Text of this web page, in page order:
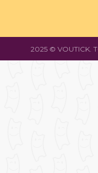
2025 © VOUTICK.